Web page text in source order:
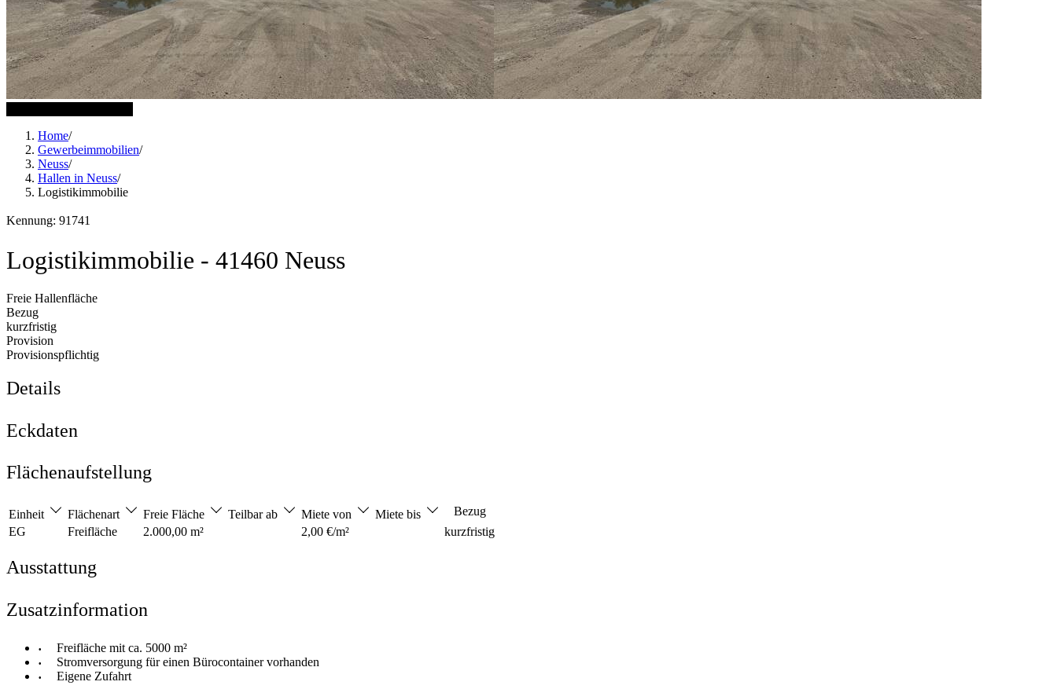
Home/
Gewerbeimmobilien/
Neuss/
Hallen in Neuss/
Logistikimmobilie
Kennung: 91741
Logistikimmobilie - 41460 Neuss
Freie Hallenfläche
Bezug
kurzfristig
Provision
Provisionspflichtig
Details
Eckdaten
Flächenaufstellung
Einheit Flächenart Freie Fläche Teilbar ab Miete von Miete bis
Bezug
EG
Freifläche 2.000,00 m² 2,00 €/m² kurzfristig
Ausstattung
Zusatzinformation
Freifläche mit ca. 5000 m²
Stromversorgung für einen Bürocontainer vorhanden
Eigene Zufahrt